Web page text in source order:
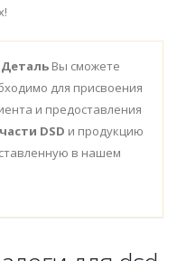
Деталь Вы сможете
для присвоения
и предоставления
DSD и продукцию
в нашем